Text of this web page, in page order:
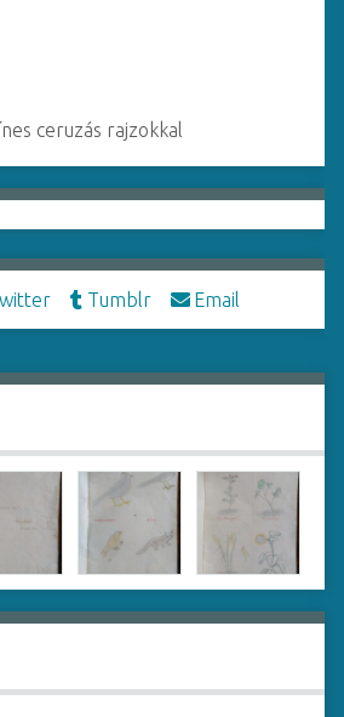
ceruzás rajzokkal
Tumblr Email